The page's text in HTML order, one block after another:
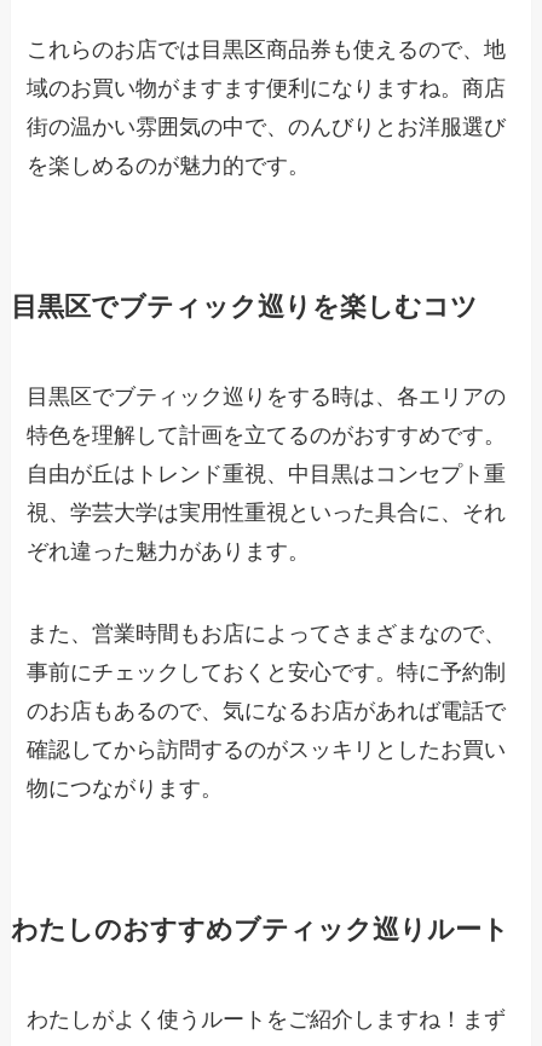
これらのお店では目黒区商品券も使えるので、地
域のお買い物がますます便利になりますね。商店
街の温かい雰囲気の中で、のんびりとお洋服選び
を楽しめるのが魅力的です。
目黒区でブティック巡りを楽しむコツ
目黒区でブティック巡りをする時は、各エリアの
特色を理解して計画を立てるのがおすすめです。
自由が丘はトレンド重視、中目黒はコンセプト重
視、学芸大学は実用性重視といった具合に、それ
ぞれ違った魅力があります。
また、営業時間もお店によってさまざまなので、
事前にチェックしておくと安心です。特に予約制
のお店もあるので、気になるお店があれば電話で
確認してから訪問するのがスッキリとしたお買い
物につながります。
わたしのおすすめブティック巡りルート
わたしがよく使うルートをご紹介しますね！まず